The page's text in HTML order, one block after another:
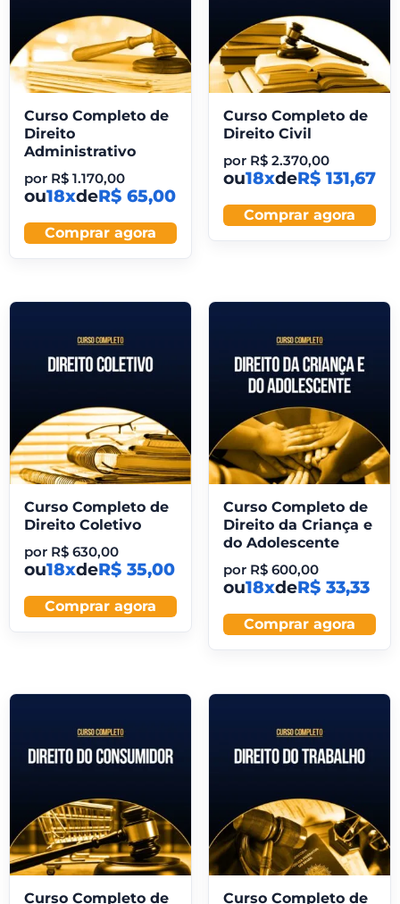
Curso Completo de
Direito
Administrativo
por R$ 1.170,00
ou18xdeR$ 65,00
Comprar agora
Curso Completo de
Direito Civil
por R$2.370,00
ou18xdeR$ 131,67
Comprar agora
Curso Completo de
Direito Coletivo
por R$ 630,00
ou18xdeR$ 35,00
Comprar agora
Curso Completo de
Direito da Criança e
do Adolescente
por R$600,00
ou18xdeR$ 33,33
Comprar agora
Curso Completo de Curso Completo de